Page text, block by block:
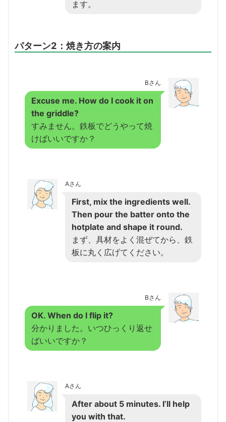
ます。
パターン2：焼き方の案内
Bさん
Excuse me. How do I cook it on
the griddle?
すみません。鉄板でどうやって焼
けばいいですか？
Aさん
First, mix the ingredients well.
Then pour the batter onto the
hotplate and shape it round.
まず、具材をよく混ぜてから、鉄
板に丸く広げてください。
Bさん
OK. When do I flip it?
分かりました。いつひっくり返せ
ばいいですか？
Aさん
After about 5 minutes. I’ll help
you with that.